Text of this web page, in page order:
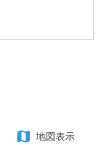
地図表示